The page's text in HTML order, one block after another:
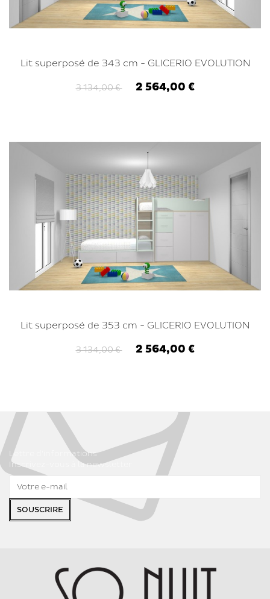
Lit superposé de 343 cm - GLICERIO EVOLUTION
3 134,00 € 2 564,00 €
Lit superposé de 353 cm - GLICERIO EVOLUTION
3 134,00 € 2 564,00 €
Lettre d'informations
Inscrivez-vous à la newsletter
SOUSCRIRE